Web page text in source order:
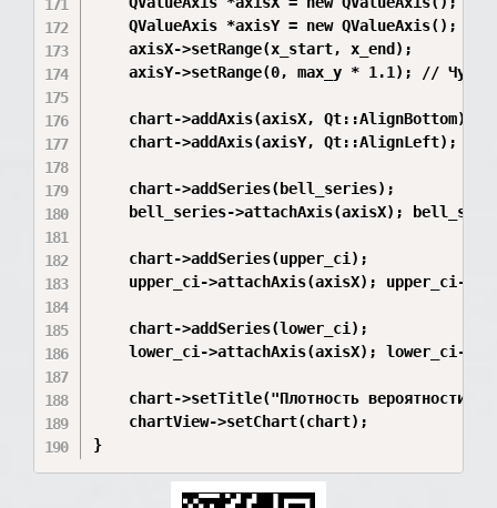
    QValueAxis *axisY = new QValueAxis();
    axisX->setRange(x_start, x_end);
axisY->setRange(0, max_y * 1.1); // Чуть
    chart->addAxis(axisX, Qt::AlignBottom);
    chart->addAxis(axisY, Qt::AlignLeft);
    chart->addSeries(bell_series);
bell_series->attachAxis(axisX);
    chart->addSeries(upper_ci);
upper_ci->attachAxis(axisX); upper_ci-
    chart->addSeries(lower_ci);
lower_ci->attachAxis(axisX); lower_ci-
chart->setTitle("Плотность вероятности
    chartView->setChart(chart);